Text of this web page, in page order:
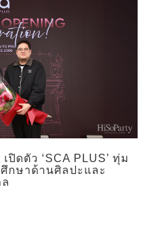
ปิดตัว ‘SCA PLUS’ ทุ่ม
กษาด้านศิลปะและ